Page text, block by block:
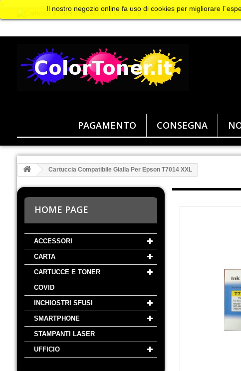
PAGAMENTO CONSEGNA
Il nostro negozio online fa uso di cookies per migliorare
Cartuccia Compatibile Gialla Per Epson T7014 XXL
HOME PAGE
ACCESSORI
CARTA
CARTUCCE E TONER
COVID
INCHIOSTRI SFUSI
SMARTPHONE
STAMPANTI LASER
UFFICIO